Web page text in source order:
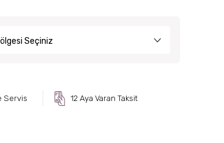
Seçiniz
Servis 12 Aya Varan Taksit